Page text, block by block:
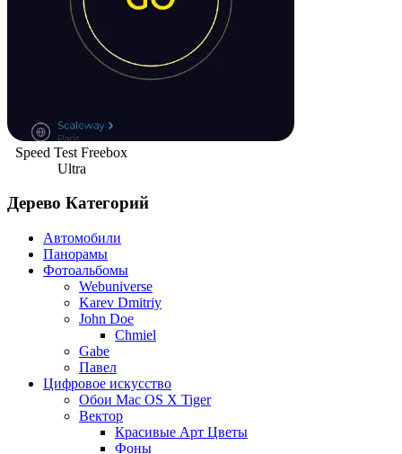
Speed Test Freebox
Ultra
Дерево Категорий
Автомобили
Панорамы
Фотоальбомы
Webuniverse
Karev Dmitriy
John Doe
Chmiel
Gabe
Павел
Цифровое искусство
Обои Mac OS X Tiger
Вектор
Красивые Арт Цветы
Фоны